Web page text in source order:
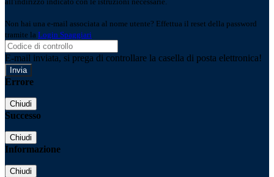
Non hai una e-mail associata al nome utente? Effettua il reset della password
tramite la Login Spaggiari
E-mail inviata, si prega di controllare la casella di posta elettronica!
Errore
Chiudi
Successo
Chiudi
Informazione
Chiudi